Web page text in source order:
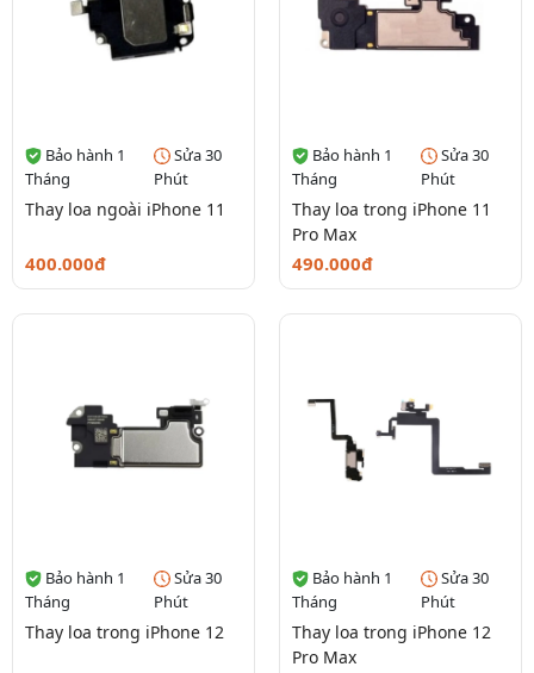
Bảo hành 1
Tháng
Sửa 30
Phút
Thay loa ngoài iPhone 11
400.000đ
Bảo hành 1
Tháng
Sửa 30
Phút
Thay loa trong iPhone 11
Pro Max
490.000đ
Bảo hành 1
Tháng
Sửa 30
Phút
Thay loa trong iPhone 12
Bảo hành 1
Tháng
Sửa 30
Phút
Thay loa trong iPhone 12
Pro Max